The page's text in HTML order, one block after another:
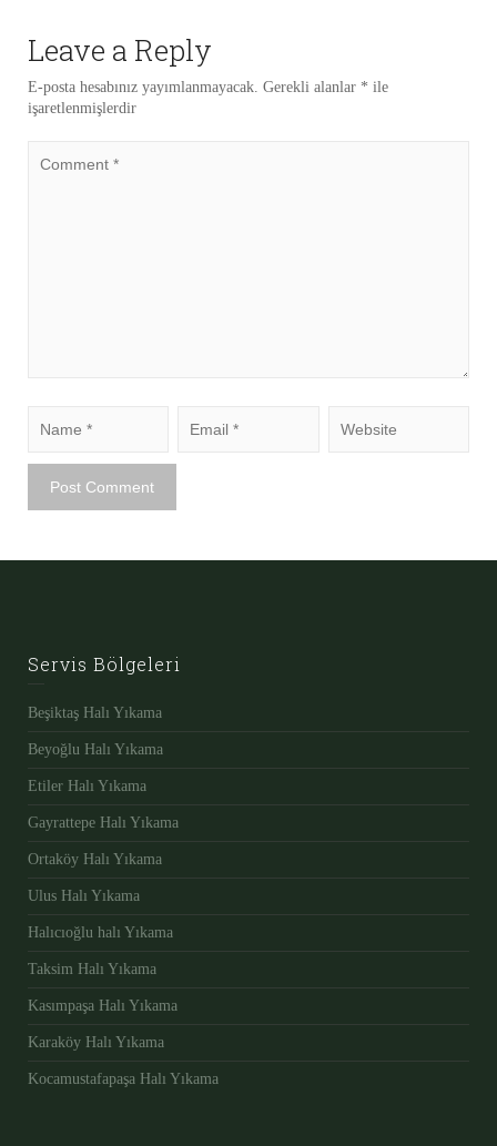
Leave a Reply
E-posta hesabınız yayımlanmayacak. Gerekli alanlar * ile
işaretlenmişlerdir
Servis Bölgeleri
Beşiktaş Halı Yıkama
Beyoğlu Halı Yıkama
Etiler Halı Yıkama
Gayrattepe Halı Yıkama
Ortaköy Halı Yıkama
Ulus Halı Yıkama
Halıcıoğlu halı Yıkama
Taksim Halı Yıkama
Kasımpaşa Halı Yıkama
Karaköy Halı Yıkama
Kocamustafapaşa Halı Yıkama